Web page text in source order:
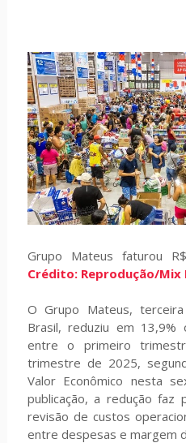
Grupo Mateus faturou
Crédito: Reprodução/Mix
O Grupo Mateus,
Brasil, reduziu em 13,9%
entre o primeiro
trimestre de 2025,
Valor Econômico nesta
publicação, a redução
revisão de custos
entre despesas e margem